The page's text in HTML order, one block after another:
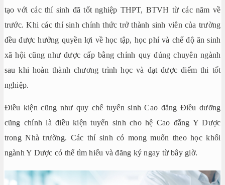
tạo với các thí sinh đã tốt nghiệp THPT, BTVH từ các năm về
trước. Khi các thí sinh chính thức trở thành sinh viên của trường
đều được hưởng quyền lợi về học tập, học phí và chế độ ăn sinh
xã hội cũng như được cấp bằng chính quy đúng chuyên ngành
sau khi hoàn thành chương trình học và đạt được điểm thi tốt
nghiệp.
Điều kiện cũng như quy chế tuyển sinh Cao đẳng Điều dưỡng
cũng chính là điều kiện tuyển sinh cho hệ Cao đẳng Y Dược
trong Nhà trường. Các thí sinh có mong muốn theo học khối
ngành Y Dược có thể tìm hiểu và đăng ký ngay từ bây giờ.